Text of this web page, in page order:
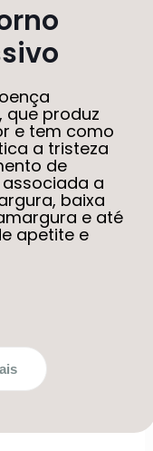
que produz
e tem como
a tristeza
de
a
baixa
e até
apetite e